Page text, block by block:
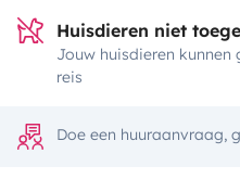
Huisdieren niet
Jouw huisdieren kunnen
reis
Doe een huuraanvraag,